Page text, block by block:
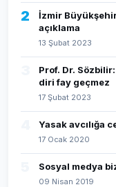
2
İzmir
açıklama
13 Şubat 2023
Prof. Dr.
diri fay geçmez
17 Şubat 2023
Yasak avcılığa
17 Ocak 2020
Sosyal medya
09 Nisan 2019